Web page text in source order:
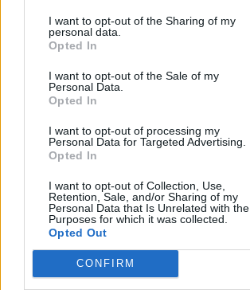
I want to opt-out of the Sharing of my
personal data.
Opted In
I want to opt-out of the Sale of my
Personal Data.
Opted In
I want to opt-out of processing my
Personal Data for Targeted Advertising.
Opted In
I want to opt-out of Collection, Use,
Retention, Sale, and/or Sharing of my
Personal Data that Is Unrelated with the
Purposes for which it was collected.
Opted Out
CONFIRM